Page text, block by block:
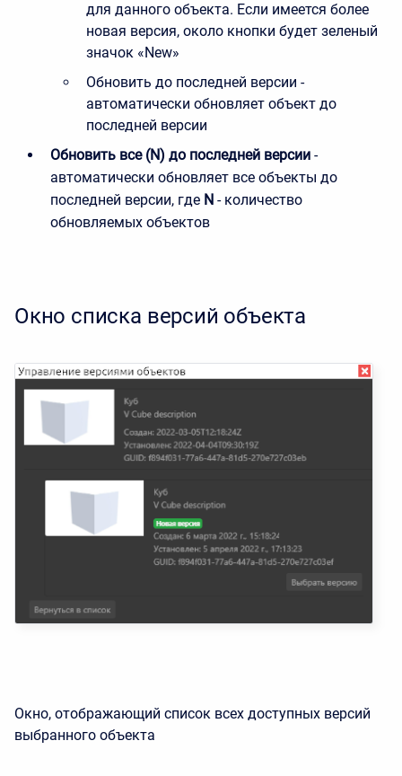
для данного объекта. Если имеется более
новая версия, около кнопки будет зеленый
значок «New»
Обновить до последней версии -
автоматически обновляет объект до
последней версии
Обновить все (N) до последней версии -
автоматически обновляет все объекты до
последней версии, где N - количество
обновляемых объектов
Окно списка версий объекта
Окно, отображающий список всех доступных версий
выбранного объекта